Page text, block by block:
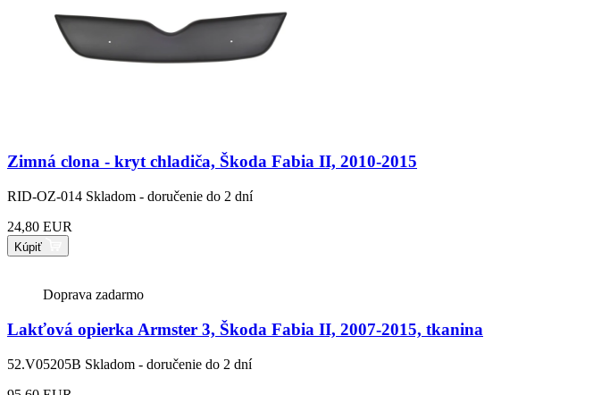
Zimná clona - kryt chladiča, Škoda Fabia II, 2010-2015
RID-OZ-014 Skladom - doručenie do 2 dní
24,80 EUR
Kúpiť
Doprava zadarmo
Lakťová opierka Armster 3, Škoda Fabia II, 2007-2015, tkanina
52.V05205B Skladom - doručenie do 2 dní